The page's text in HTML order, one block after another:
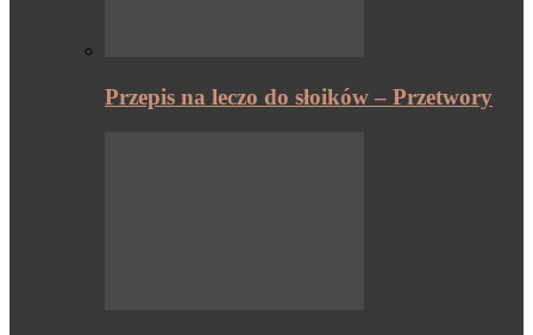
Przepis na leczo do słoików – Przetwory